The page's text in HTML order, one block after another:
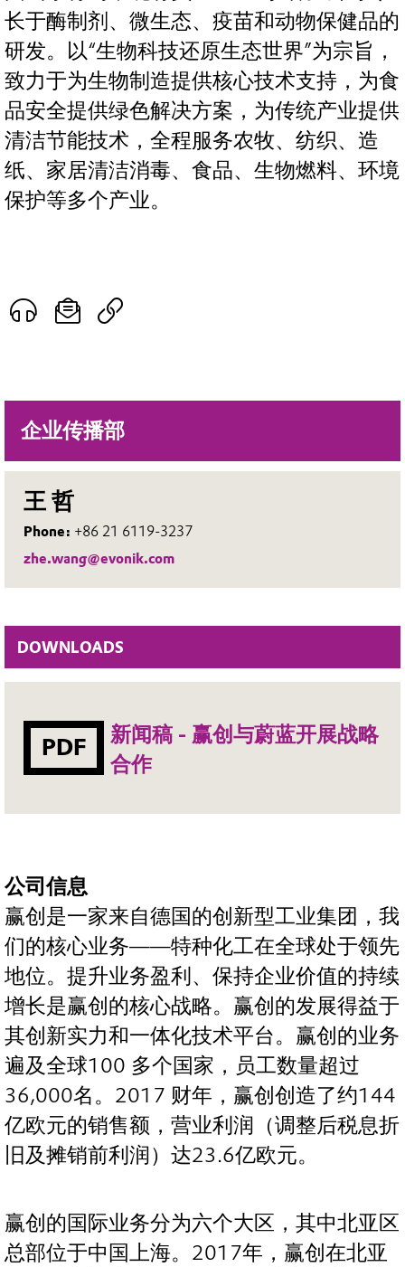
企业传播部
王 哲
Phone: +86 21 6119-3237
zhe.wang@evonik.com
DOWNLOADS
PDF
新闻稿 - 赢创与蔚蓝开展战略
合作
长于酶制剂、微生态、疫苗和动物保健品的
研发。以“生物科技还原生态世界”为宗旨，
致力于为生物制造提供核心技术支持，为食
品安全提供绿色解决方案，为传统产业提供
清洁节能技术，全程服务农牧、纺织、造
纸、家居清洁消毒、食品、生物燃料、环境
保护等多个产业。
公司信息
赢创是一家来自德国的创新型工业集团，我
们的核心业务——特种化工在全球处于领先
地位。提升业务盈利、保持企业价值的持续
增长是赢创的核心战略。赢创的发展得益于
其创新实力和一体化技术平台。赢创的业务
遍及全球100 多个国家，员工数量超过
36,000名。2017 财年，赢创创造了约144
亿欧元的销售额，营业利润（调整后税息折
旧及摊销前利润）达23.6亿欧元。
赢创的国际业务分为六个大区，其中北亚区
总部位于中国上海。2017年，赢创在北亚